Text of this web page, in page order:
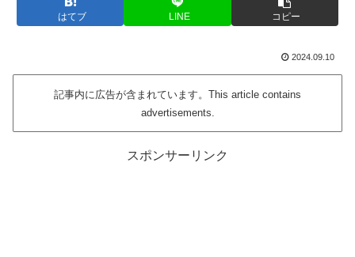
はてブ LINE コピー
2024.09.10
記事内に広告が含まれています。This article contains
advertisements.
スポンサーリンク